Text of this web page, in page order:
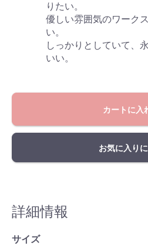
りたい。
優しい雰囲気のワーク
い。
しっかりとしていて、
いい。
カートに入
お気に入り
詳細情報
サイズ